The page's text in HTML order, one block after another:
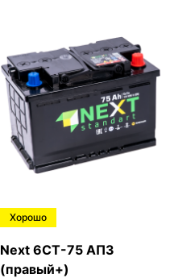
Хорошо
Next 6СТ-75 АПЗ
(правый+)